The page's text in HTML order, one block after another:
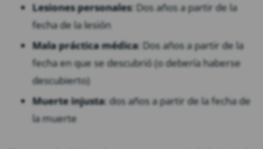
Lesiones personales: Dos años a partir de la
fecha de la lesión
Mala práctica médica: Dos años a partir de la
fecha en que se descubrió (o debería haberse
descubierto)
Muerte injusta: dos años a partir de la fecha de
la muerte